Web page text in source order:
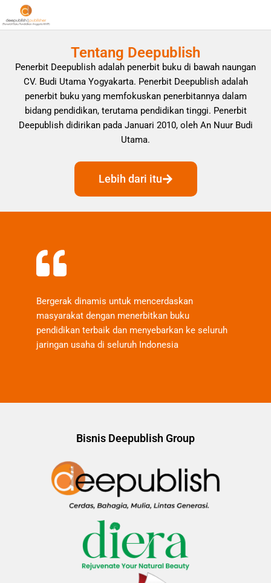
Tentang Deepublish
Penerbit Deepublish adalah penerbit buku di bawah naungan
CV. Budi Utama Yogyakarta. Penerbit Deepublish adalah
penerbit buku yang memfokuskan penerbitannya dalam
bidang pendidikan, terutama pendidikan tinggi. Penerbit
Deepublish didirikan pada Januari 2010, oleh An Nuur Budi
Utama.
Lebih dari itu
Bergerak dinamis untuk mencerdaskan
masyarakat dengan menerbitkan buku
pendidikan terbaik dan menyebarkan ke seluruh
jaringan usaha di seluruh Indonesia
Bisnis Deepublish Group